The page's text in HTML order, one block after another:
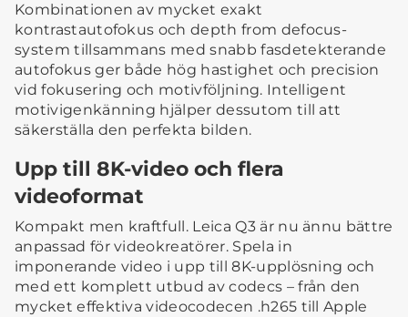
Kombinationen av mycket exakt
kontrastautofokus och depth from defocus-
system tillsammans med snabb fasdetekterande
autofokus ger både hög hastighet och precision
vid fokusering och motivföljning. Intelligent
motivigenkänning hjälper dessutom till att
säkerställa den perfekta bilden.
Upp till 8K-video och flera
videoformat
Kompakt men kraftfull. Leica Q3 är nu ännu bättre
anpassad för videokreatörer. Spela in
imponerande video i upp till 8K-upplösning och
med ett komplett utbud av codecs – från den
mycket effektiva videocodecen .h265 till Apple